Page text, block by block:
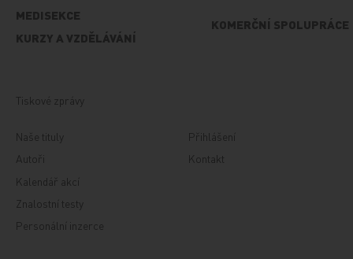
MEDISEKCE
KURZY A VZDĚLÁVÁNÍ
KOMERČNÍ SPOLUPRÁCE
Tiskové zprávy
Naše tituly
Autoři
Kalendář akcí
Znalostní testy
Personální inzerce
Přihlášení
Kontakt